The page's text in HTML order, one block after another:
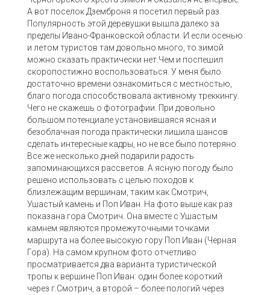
А вот поселок Дземброня я посетил первый раз.
Популярность этой деревушки вышла далеко за
пределы Ивано-Франковской области. И если осенью
и летом туристов там довольно много, то зимой
можно сказать практически нет.Чем и поспешил
скоропостижно воспользоваться. У меня было
достаточно времени ознакомиться с местностью,
благо погода способствовала активному треккингу.
Чего не скажешь о фотографии. При довольно
большом потенциале установившаяся ясная и
безоблачная погода практически лишила шансов
сделать интересные кадры, но не все было потеряно.
Все же несколько дней подарили радость
запоминающихся рассветов. А ясную погоду было
решено использовать с целью походов к
близлежащим вершинам, таким как Смотрич,
Ушастый камень и Поп Иван. На фото выше как раз
показана гора Смотрич. Она вместе с Ушастым
камнем являются промежуточными точками
маршрута на более высокую гору Поп Иван (Черная
Гора). На самом крупном фото отчетливо
просматривается два варианта туристической
тропы к вершине Поп Иван: один более короткий
через г.Смотрич, а второй – более пологий через